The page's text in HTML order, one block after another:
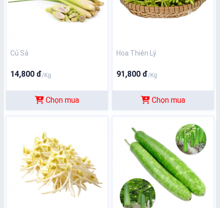
Củ Sả
14,800 đ/Kg
Chọn mua
Hoa Thiên Lý
91,800 đ/Kg
Chọn mua